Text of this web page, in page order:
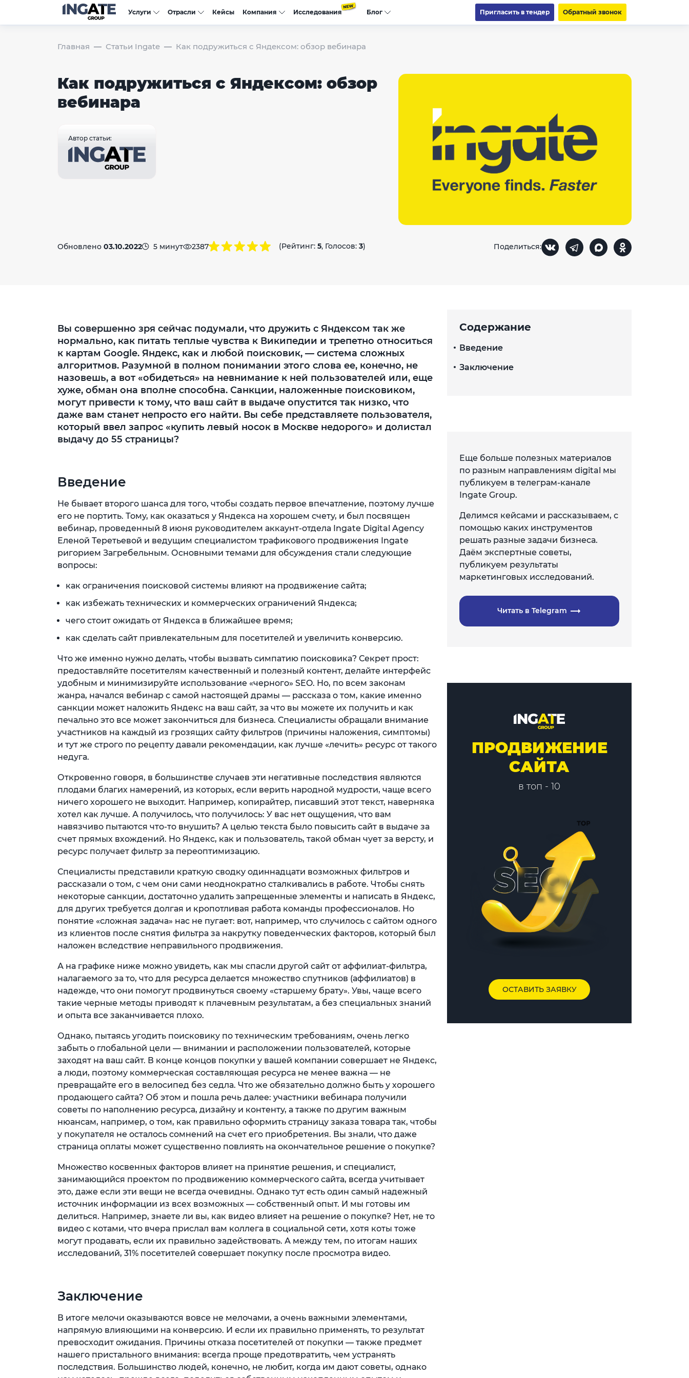
Услуги Отрасли Кейсы Компания Исследования Блог Пригласить в тендер Обратный звонок
Главная Статьи Ingate Как подружиться с Яндексом: обзор вебинара
Как подружиться с Яндексом: обзор
вебинара
Автор статьи:
Обновлено 03.10.2022 5 минут 2387 (Рейтинг: 5, Голосов: 3) Поделиться:
Вы совершенно зря сейчас подумали, что дружить с Яндексом так же
нормально, как питать теплые чувства к Википедии и трепетно относиться
к картам Google. Яндекс, как и любой поисковик, — система сложных
алгоритмов. Разумной в полном понимании этого слова ее, конечно, не
назовешь, а вот «обидеться» на невнимание к ней пользователей или, еще
хуже, обман она вполне способна. Санкции, наложенные поисковиком,
могут привести к тому, что ваш сайт в выдаче опустится так низко, что
даже вам станет непросто его найти. Вы себе представляете пользователя,
который ввел запрос «купить левый носок в Москве недорого» и долистал
выдачу до 55 страницы?
Введение
Не бывает второго шанса для того, чтобы создать первое впечатление, поэтому лучше
его не портить. Тому, как оказаться у Яндекса на хорошем счету, и был посвящен
вебинар, проведенный 8 июня руководителем аккаунт-отдела Ingate Digital Agency
Еленой Теретьевой и ведущим специалистом трафикового продвижения Ingate
ригорием Загребельным. Основными темами для обсуждения стали следующие
вопросы:
как ограничения поисковой системы влияют на продвижение сайта;
как избежать технических и коммерческих ограничений Яндекса;
чего стоит ожидать от Яндекса в ближайшее время;
как сделать сайт привлекательным для посетителей и увеличить конверсию.
Что же именно нужно делать, чтобы вызвать симпатию поисковика? Секрет прост:
предоставляйте посетителям качественный и полезный контент, делайте интерфейс
удобным и минимизируйте использование «черного» SEO. Но, по всем законам
жанра, начался вебинар с самой настоящей драмы — рассказа о том, какие именно
санкции может наложить Яндекс на ваш сайт, за что вы можете их получить и как
печально это все может закончиться для бизнеса. Специалисты обращали внимание
участников на каждый из грозящих сайту фильтров (причины наложения, симптомы)
и тут же строго по рецепту давали рекомендации, как лучше «лечить» ресурс от такого
недуга.
Откровенно говоря, в большинстве случаев эти негативные последствия являются
плодами благих намерений, из которых, если верить народной мудрости, чаще всего
ничего хорошего не выходит. Например, копирайтер, писавший этот текст, наверняка
хотел как лучше. А получилось, что получилось: У вас нет ощущения, что вам
навязчиво пытаются что-то внушить? А целью текста было повысить сайт в выдаче за
счет прямых вхождений. Но Яндекс, как и пользователь, такой обман чует за версту, и
ресурс получает фильтр за переоптимизацию.
Специалисты представили краткую сводку одиннадцати возможных фильтров и
рассказали о том, с чем они сами неоднократно сталкивались в работе. Чтобы снять
некоторые санкции, достаточно удалить запрещенные элементы и написать в Яндекс,
для других требуется долгая и кропотливая работа команды профессионалов. Но
понятие «сложная задача» нас не пугает: вот, например, что случилось с сайтом одного
из клиентов после снятия фильтра за накрутку поведенческих факторов, который был
наложен вследствие неправильного продвижения.
А на графике ниже можно увидеть, как мы спасли другой сайт от аффилиат-фильтра,
налагаемого за то, что для ресурса делается множество спутников (аффилиатов) в
надежде, что они помогут продвинуться своему «старшему брату». Увы, чаще всего
такие черные методы приводят к плачевным результатам, а без специальных знаний
и опыта все заканчивается плохо.
Однако, пытаясь угодить поисковику по техническим требованиям, очень легко
забыть о глобальной цели — внимании и расположении пользователей, которые
заходят на ваш сайт. В конце концов покупки у вашей компании совершает не Яндекс,
а люди, поэтому коммерческая составляющая ресурса не менее важна — не
превращайте его в велосипед без седла. Что же обязательно должно быть у хорошего
продающего сайта? Об этом и пошла речь далее: участники вебинара получили
советы по наполнению ресурса, дизайну и контенту, а также по другим важным
нюансам, например, о том, как правильно оформить страницу заказа товара так, чтобы
у покупателя не осталось сомнений на счет его приобретения. Вы знали, что даже
страница оплаты может существенно повлиять на окончательное решение о покупке?
Множество косвенных факторов влияет на принятие решения, и специалист,
занимающийся проектом по продвижению коммерческого сайта, всегда учитывает
это, даже если эти вещи не всегда очевидны. Однако тут есть один самый надежный
источник информации из всех возможных — собственный опыт. И мы готовы им
делиться. Например, знаете ли вы, как видео влияет на решение о покупке? Нет, не то
видео с котами, что вчера прислал вам коллега в социальной сети, хотя коты тоже
могут продавать, если их правильно задействовать. А между тем, по итогам наших
исследований, 31% посетителей совершает покупку после просмотра видео.
Заключение
В итоге мелочи оказываются вовсе не мелочами, а очень важными элементами,
напрямую влияющими на конверсию. И если их правильно применять, то результат
превосходит ожидания. Причины отказа посетителей от покупки — также предмет
нашего пристального внимания: всегда проще предотвратить, чем устранять
последствия. Большинство людей, конечно, не любит, когда им дают советы, однако
Содержание
Введение
Заключение
Еще больше полезных материалов
по разным направлениям digital мы
публикуем в телеграм-канале
Ingate Group.
Делимся кейсами и рассказываем, с
помощью каких инструментов
решать разные задачи бизнеса.
Даём экспертные советы,
публикуем результаты
маркетинговых исследований.
Читать в Telegram
ПРОДВИЖЕНИЕ
САЙТА
в топ - 10
ОСТАВИТЬ ЗАЯВКУ